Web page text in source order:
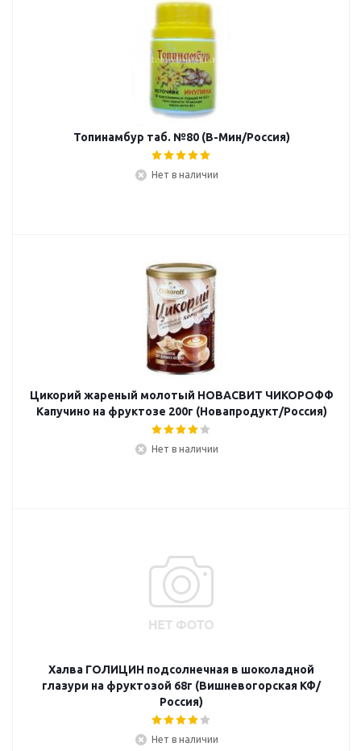
Топинамбур таб. №80 (В-Мин/Россия)
Нет в наличии
Цикорий жареный молотый НОВАСВИТ ЧИКОРОФФ
Капучино на фруктозе 200г (Новапродукт/Россия)
Нет в наличии
Халва ГОЛИЦИН подсолнечная в шоколадной
глазури на фруктозой 68г (Вишневогорская КФ/
Россия)
Нет в наличии